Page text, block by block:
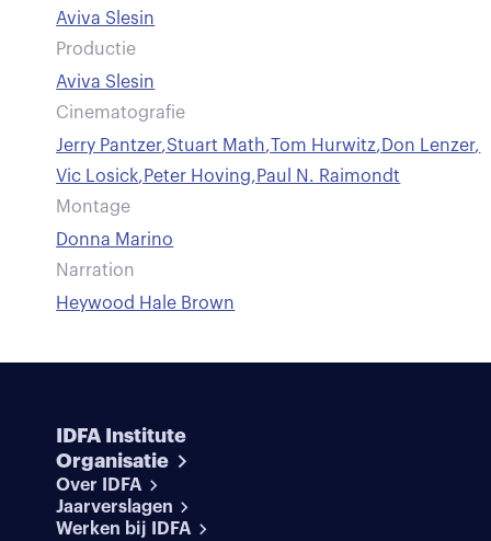
Aviva Slesin
Productie
Aviva Slesin
Cinematografie
Jerry Pantzer,Stuart Math,Tom Hurwitz, Don Lenzer,
Vic Losick,Peter Hoving,Paul N. Raimondt
Montage
Donna Marino
Narration
Heywood Hale Brown
IDFA Institute
Organisatie
Over IDFA
Jaarverslagen
Werken bij IDFA